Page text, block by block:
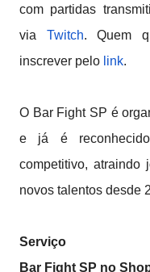
com partidas
via Twitch. Quem
inscrever pelo link.
O Bar Fight SP é
e já é
competitivo, atraindo
novos talentos desde
Serviço
Bar Fight SP no